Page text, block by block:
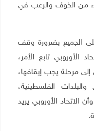
من الخوف والرعب في
الجميع بضرورة وقف
الأوروبي تابع الأمر،
مرحلة يجب إيقافها،
الفلسطينية،
الاتحاد الأوروبي يريد